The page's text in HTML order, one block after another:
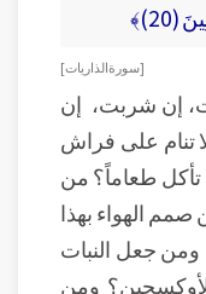
[ سورة الذاريات ]
إن شربت، إن
تنام على فراش
طعاماً؟ من
الهواء بهذا
جعل النبات
ومن